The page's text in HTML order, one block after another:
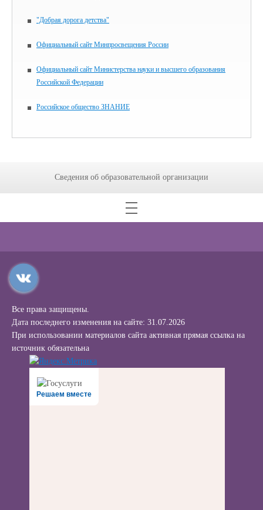
"Добрая дорога детства"
Официальный сайт Минпросвещения России
Официальный сайт Министерства науки и высшего образования
Российской Федерации
Российское общество ЗНАНИЕ
Сведения об образовательной организации
Все права защищены.
Дата последнего изменения на сайте: 31.07.2026
При использовании материалов сайта активная прямая ссылка на
источник обязательна
Решаем вместе